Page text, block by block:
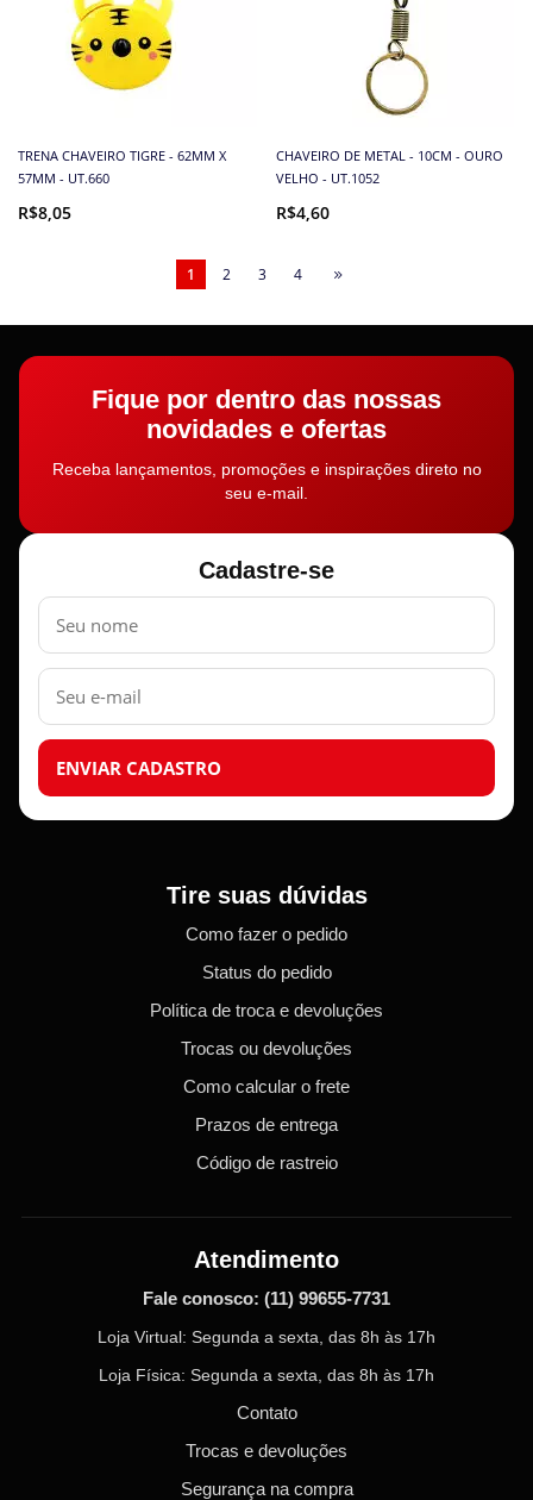
TRENA CHAVEIRO TIGRE - 62MM X
57MM - UT.660
R$8,05
CHAVEIRO DE METAL - 10CM - OURO
VELHO - UT.1052
R$4,60
1 2 3 4
Fique por dentro das nossas
novidades e ofertas
Receba lançamentos, promoções e inspirações direto no
seu e-mail.
Cadastre-se
Nome
E-
mail
ENVIAR CADASTRO
Tire suas dúvidas
Como fazer o pedido
Status do pedido
Política de troca e devoluções
Trocas ou devoluções
Como calcular o frete
Prazos de entrega
Código de rastreio
Atendimento
Fale conosco: (11) 99655-7731
Loja Virtual: Segunda a sexta, das 8h às 17h
Loja Física: Segunda a sexta, das 8h às 17h
Contato
Trocas e devoluções
Segurança na compra